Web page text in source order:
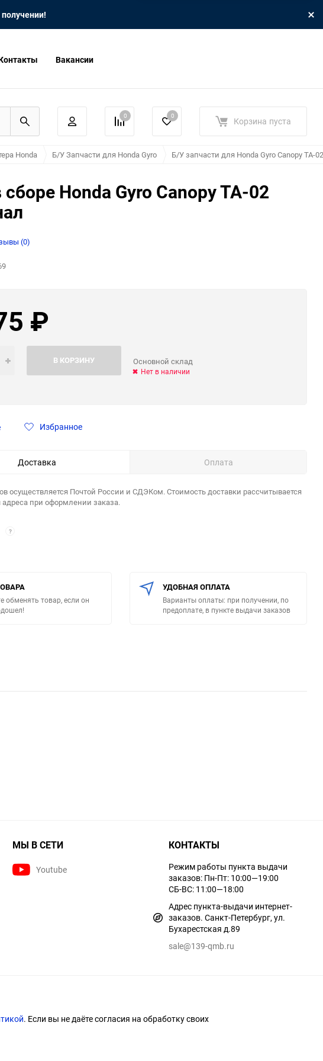
Вакансии
0 0 Корзина пуста
Honda Б/У Запчасти для Honda Gyro Б/У запчасти для Honda Gyro Canopy TA-02
Honda Gyro Canopy TA-02
(0)
₽
В КОРЗИНУ Основной склад
Нет в наличии
Избранное
Доставка Оплата
осуществляется Почтой России и СДЭКом. Стоимость доставки рассчитывается
адреса при оформлении заказа.
?
обменять товар, если он
УДОБНАЯ ОПЛАТА
Варианты оплаты: при получении, по
предоплате, в пункте выдачи заказов
МЫ В СЕТИ
Youtube
КОНТАКТЫ
Режим работы пункта выдачи
заказов: Пн-Пт: 10:00—19:00
СБ-ВС: 11:00—18:00
Адрес пункта-выдачи интернет-
заказов. Санкт-Петербург, ул.
Бухарестская д.89
sale@139-qmb.ru
. Если вы не даёте согласия на обработку своих